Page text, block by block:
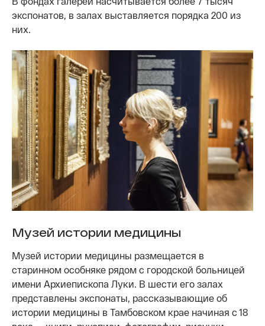
экспонатов, в залах выставляется порядка 200 из
них.
Музей истории медицины
Музей истории медицины размещается в
старинном особняке рядом с городской больницей
имени Архиепископа Луки. В шести его залах
представлены экспонаты, рассказывающие об
истории медицины в Тамбовском крае начиная с 18